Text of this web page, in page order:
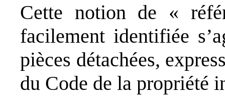
Cette notion de «
facilement identifiée
pièces détachées,
du Code de la propriété